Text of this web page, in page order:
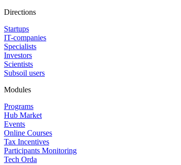
Directions
Startups
IT-companies
Specialists
Investors
Scientists
Subsoil users
Modules
Programs
Hub Market
Events
Online Courses
Tax Incentives
Participants Monitoring
Tech Orda